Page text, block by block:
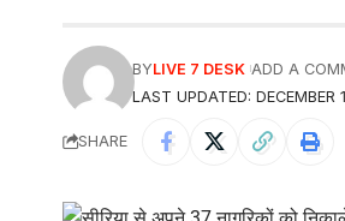
LAST UPDATED:
BYLIVE 7 DESK ADD A
SHARE